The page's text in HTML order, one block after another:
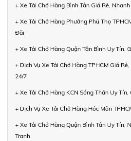
+ Xe Tải Chở Hàng Bình Tân Giá Rẻ,
+ Xe Tải Chở Hàng Phường Phú Thọ
Đãi
+ Xe Tải Chở Hàng Quận Tân Bình Uy Tín,
+ Dịch Vụ Xe Tải Chở Hàng TPHCM Giá
24/7
+ Xe Tải Chở Hàng KCN Sóng Thần Uy Tín,
+ Dịch Vụ Xe Tải Chở Hàng Hóc Môn
+ Xe Tải Chở Hàng Quận Bình Tân Uy Tín,
Tranh